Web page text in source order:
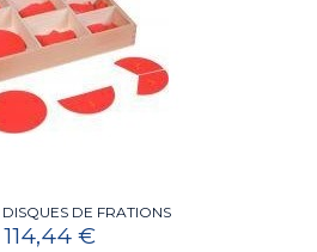
DE FRATIONS
114,44 €